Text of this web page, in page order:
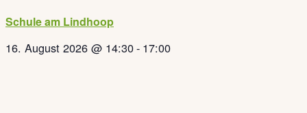
Schule am Lindhoop
16. August 2026 @ 14:30- 17:00